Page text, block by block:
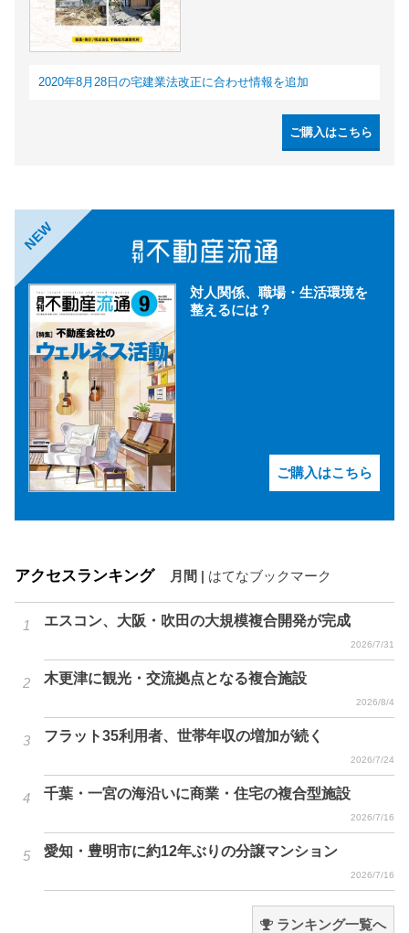
2020年8月28日の宅建業法改正に合わせ情報を追加
ご購入はこちら
NEW
対人関係、職場・生活環境を
整えるには？
ご購入はこちら
アクセスランキング 月間 | はてなブックマーク
エスコン、大阪・吹田の大規模複合開発が完成
2026/7/31
木更津に観光・交流拠点となる複合施設
2026/8/4
フラット35利用者、世帯年収の増加が続く
2026/7/24
千葉・一宮の海沿いに商業・住宅の複合型施設
2026/7/16
愛知・豊明市に約12年ぶりの分譲マンション
2026/7/16
ランキング一覧へ